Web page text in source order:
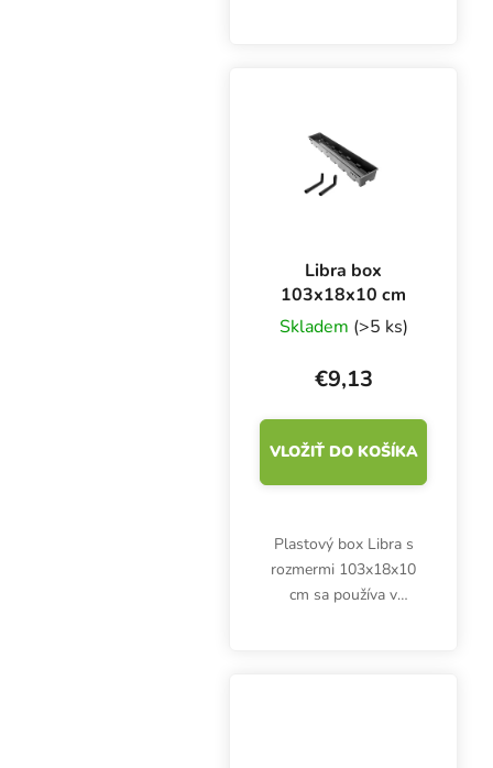
substrátoch. Ideálna
pre...
Libra box
103x18x10 cm
Skladem (>5 ks)
€9,13
VLOŽIŤ DO KOŠÍKA
Plastový box Libra s
rozmermi 103x18x10
cm sa používa v